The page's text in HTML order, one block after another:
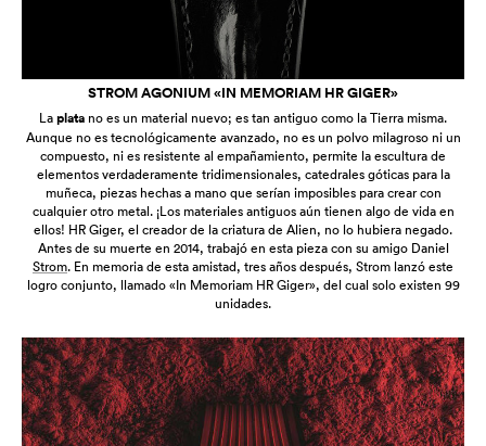
STROM AGONIUM «IN MEMORIAM HR GIGER»
Laplata no es un material nuevo; es tan antiguo como la Tierra misma.
Aunque no es tecnológicamente avanzado, no es un polvo milagroso ni un
compuesto, ni es resistente al empañamiento, permite la escultura de
elementos verdaderamente tridimensionales, catedrales góticas para la
muñeca, piezas hechas a mano que serían imposibles para crear con
cualquier otro metal. ¡Los materiales antiguos aún tienen algo de vida en
ellos! HR Giger, el creador de la criatura de Alien, no lo hubiera negado.
Antes de su muerte en 2014, trabajó en esta pieza con su amigo Daniel
Strom. En memoria de esta amistad, tres años después, Strom lanzó este
logro conjunto, llamado «In Memoriam HR Giger», del cual solo existen 99
unidades.